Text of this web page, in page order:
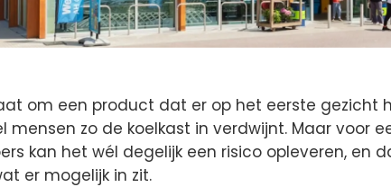
om een product dat er op het eerste gezicht
mensen zo de koelkast in verdwijnt. Maar voor
kan het wél degelijk een risico opleveren, en
er mogelijk in zit.